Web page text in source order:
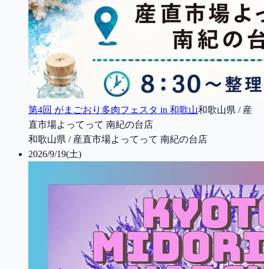
第4回 がまごおり多肉フェスタ in 和歌山和歌山県 / 産
直市場よってって 南紀の台店
和歌山県 / 産直市場よってって 南紀の台店
2026/9/19(土)